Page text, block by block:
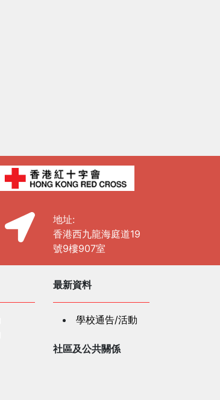
地址:
香港西九龍海庭道19
號9樓907室
最新資料
學校通告/活動
社區及公共關係